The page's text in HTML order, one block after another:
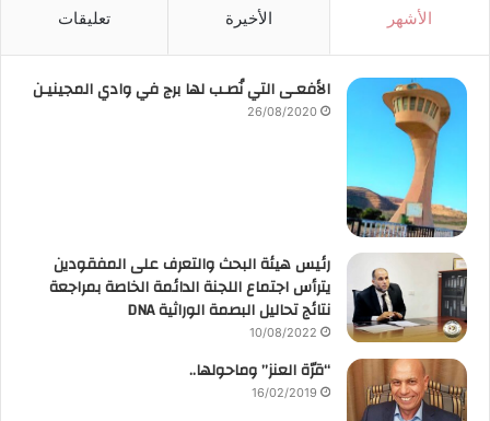
الأشهر الأخيرة تعليقات
الأفعـى التي نُصـب لها برج في وادي المجينيـن
26/08/2020
رئيس هيئة البحث والتعرف على المفقودين
يترأس اجتماع اللجنة الدائمة الخاصة بمراجعة
نتائج تحاليل البصمة الوراثية DNA
10/08/2022
“قرّة العنز” وماحولها..
16/02/2019